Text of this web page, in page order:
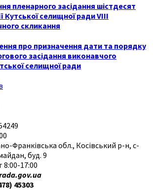
пленарного засідання шістдесят
Кутської селищної ради VIII
скликання
про призначення дати та порядку
засідання виконавчого
селищної ради
Франківська обл., Косівський р-н, с-
буд. 9
8:00-17:00
45303